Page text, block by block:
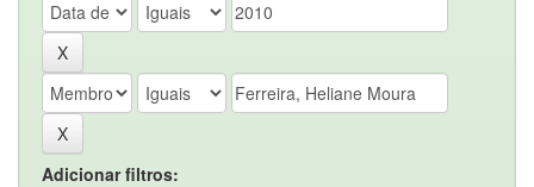
Adicionar filtros: